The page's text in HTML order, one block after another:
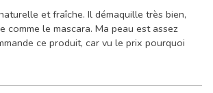
et fraîche. Il démaquille très bien,
comme le mascara. Ma peau est assez
ce produit, car vu le prix pourquoi